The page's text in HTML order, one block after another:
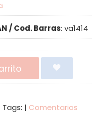
/ Cod. Barras: va1414
Tags: | Comentarios